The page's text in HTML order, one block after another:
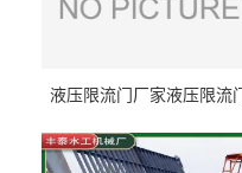
液压限流门厂家液压限流门
泰制造